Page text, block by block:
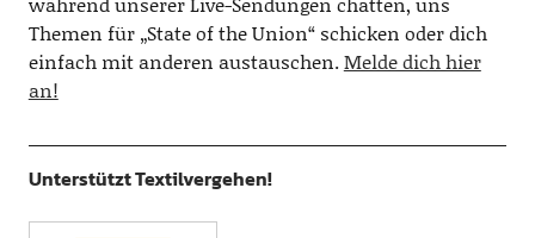
Themen für „State of the Union“ schicken oder dich
einfach mit anderen austauschen.Melde dich hier
an!
Unterstützt Textilvergehen!